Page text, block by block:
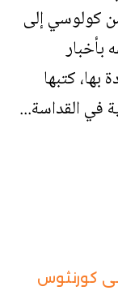
كولوسي إلى
بأخبار
كتبها
في القداسة...
كورنثوس